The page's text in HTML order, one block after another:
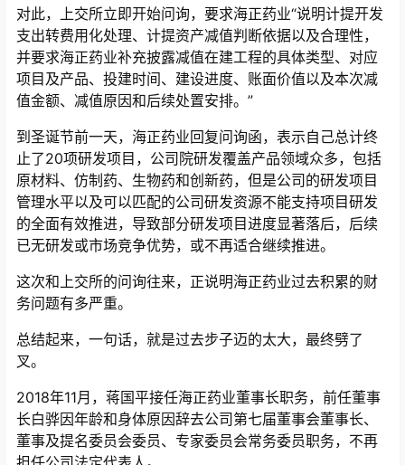
对此，上交所立即开始问询，要求海正药业“说明计提开发
支出转费用化处理、计提资产减值判断依据以及合理性，
并要求海正药业补充披露减值在建工程的具体类型、对应
项目及产品、投建时间、建设进度、账面价值以及本次减
值金额、减值原因和后续处置安排。”
到圣诞节前一天，海正药业回复问询函，表示自己总计终
止了20项研发项目，公司院研发覆盖产品领域众多，包括
原材料、仿制药、生物药和创新药，但是公司的研发项目
管理水平以及可以匹配的公司研发资源不能支持项目研发
的全面有效推进，导致部分研发项目进度显著落后，后续
已无研发或市场竞争优势，或不再适合继续推进。
这次和上交所的问询往来，正说明海正药业过去积累的财
务问题有多严重。
总结起来，一句话，就是过去步子迈的太大，最终劈了
叉。
2018年11月，蒋国平接任海正药业董事长职务，前任董事
长白骅因年龄和身体原因辞去公司第七届董事会董事长、
董事及提名委员会委员、专家委员会常务委员职务，不再